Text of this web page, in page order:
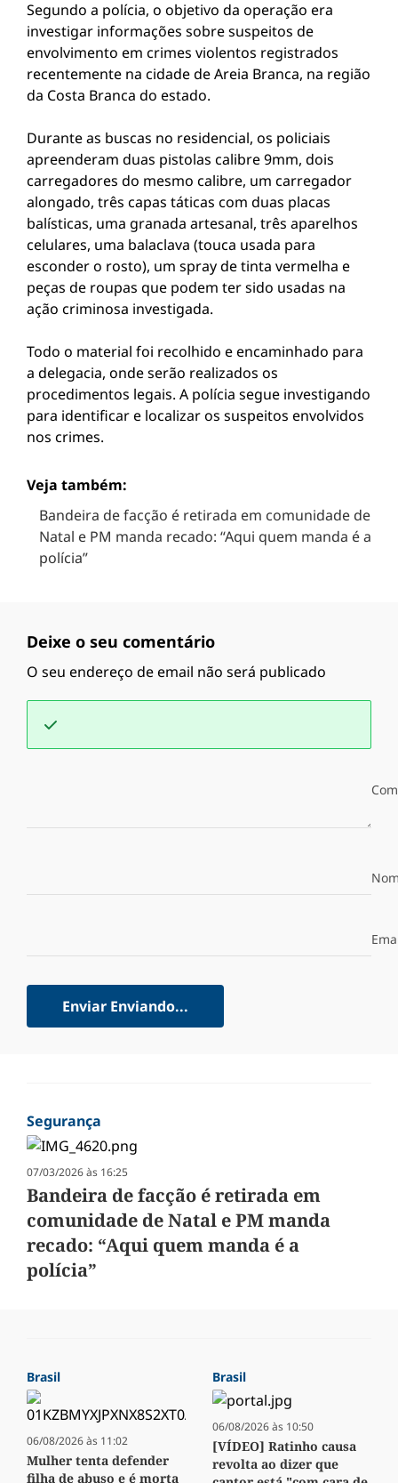
Segundo a polícia, o objetivo da operação era
investigar informações sobre suspeitos de
envolvimento em crimes violentos registrados
recentemente na cidade de Areia Branca, na região
da Costa Branca do estado.
Durante as buscas no residencial, os policiais
apreenderam duas pistolas calibre 9mm, dois
carregadores do mesmo calibre, um carregador
alongado, três capas táticas com duas placas
balísticas, uma granada artesanal, três aparelhos
celulares, uma balaclava (touca usada para
esconder o rosto), um spray de tinta vermelha e
peças de roupas que podem ter sido usadas na
ação criminosa investigada.
Todo o material foi recolhido e encaminhado para
a delegacia, onde serão realizados os
procedimentos legais. A polícia segue investigando
para identificar e localizar os suspeitos envolvidos
nos crimes.
Veja também:
Bandeira de facção é retirada em comunidade de
Natal e PM manda recado: “Aqui quem manda é a
polícia”
Deixe o seu comentário
O seu endereço de email não será publicado
Enviar Enviando...
Segurança
07/03/2026 às 16:25
Bandeira de facção é retirada em
comunidade de Natal e PM manda
recado: “Aqui quem manda é a
polícia”
Brasil
06/08/2026 às 11:02
Mulher tenta defender
filha de abuso e é morta
Brasil
06/08/2026 às 10:50
[VÍDEO] Ratinho causa
revolta ao dizer que